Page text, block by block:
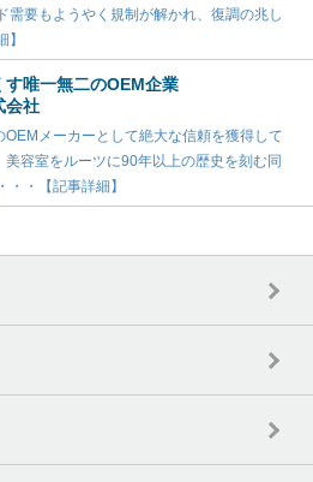
需要もようやく規制が解かれ、復調の兆し
す唯一無二のOEM企業
会社
OEMメーカーとして絶大な信頼を獲得して
美容室をルーツに90年以上の歴史を刻む同
・【記事詳細】